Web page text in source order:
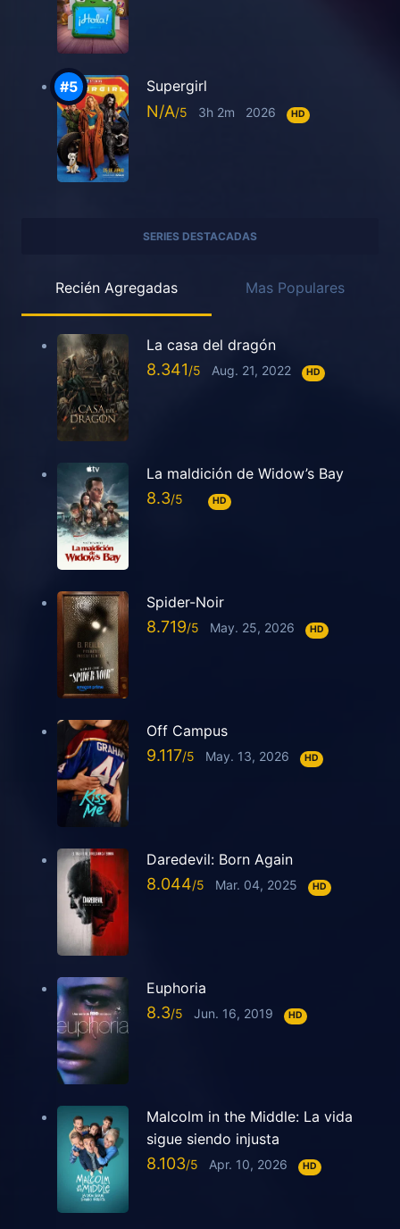
Supergirl
N/A 3h 2m 2026 HD
SERIES DESTACADAS
Recién Agregadas Mas Populares
La casa del dragón
8.341 Aug. 21, 2022 HD
La maldición de Widow’s Bay
8.3 HD
Spider-Noir
8.719 May. 25, 2026 HD
Off Campus
9.117 May. 13, 2026 HD
Daredevil: Born Again
8.044 Mar. 04, 2025 HD
Euphoria
8.3 Jun. 16, 2019 HD
Malcolm in the Middle: La vida
sigue siendo injusta
8.103 Apr. 10, 2026 HD